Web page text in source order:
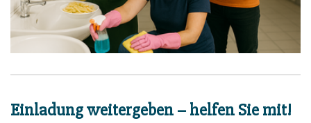
Einladung weitergeben – helfen Sie mit!